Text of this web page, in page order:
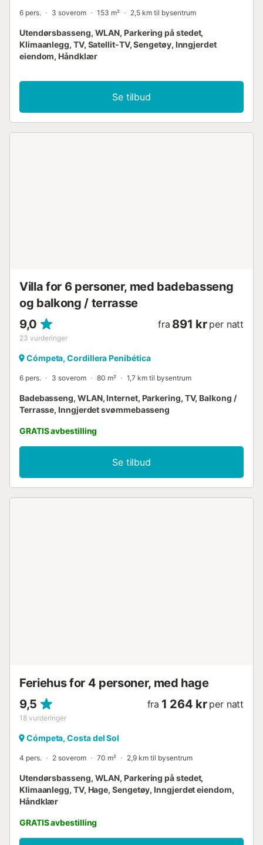
6 pers. 3 soverom 153 m² 2,5 km til bysentrum
Utendørsbasseng, WLAN, Parkering på stedet,
Klimaanlegg, TV, Satellit-TV, Sengetøy, Inngjerdet
eiendom, Håndklær
Se tilbud
Villa for 6 personer, med badebasseng
og balkong / terrasse
9,0
23 vurderinger
fra 891 kr per natt
Cómpeta, Cordillera Penibética
6 pers. 3 soverom 80 m² 1,7 km til bysentrum
Badebasseng, WLAN, Internet, Parkering, TV, Balkong /
Terrasse, Inngjerdet svømmebasseng
GRATIS avbestilling
Se tilbud
Feriehus for 4 personer, med hage
9,5
18 vurderinger
fra 1 264 kr per natt
Cómpeta, Costa del Sol
4 pers. 2 soverom 70 m² 2,9 km til bysentrum
Utendørsbasseng, WLAN, Parkering på stedet,
Klimaanlegg, TV, Hage, Sengetøy, Inngjerdet eiendom,
Håndklær
GRATIS avbestilling